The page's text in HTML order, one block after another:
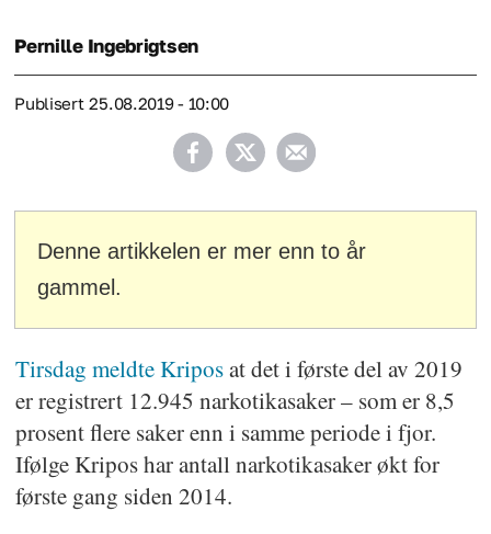
Pernille Ingebrigtsen
Publisert 25.08.2019 - 10:00
Denne artikkelen er mer enn to år
gammel.
Tirsdag meldte Kriposat det i første del av 2019
er registrert 12.945 narkotikasaker – som er 8,5
prosent flere saker enn i samme periode i fjor.
Ifølge Kripos har antall narkotikasaker økt for
første gang siden 2014.